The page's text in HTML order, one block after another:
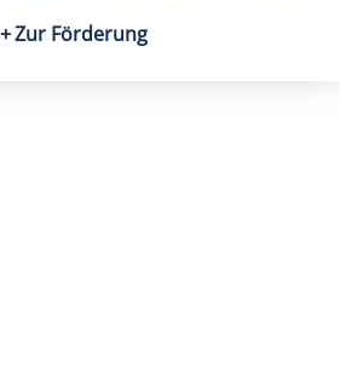
Zur Förderung